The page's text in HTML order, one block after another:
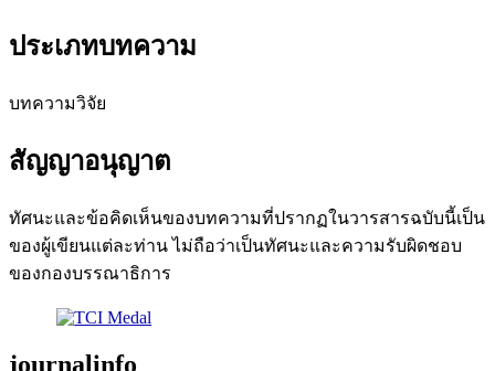
ประเภทบทความ
บทความวิจัย
สัญญาอนุญาต
ทัศนะและข้อคิดเห็นของบทความที่ปรากฏในวารสารฉบับนี้เป็น
ของผู้เขียนแต่ละท่าน ไม่ถือว่าเป็นทัศนะและความรับผิดชอบ
ของกองบรรณาธิการ
journalinfo